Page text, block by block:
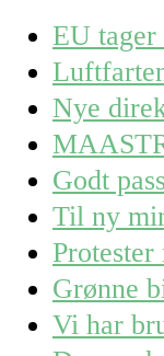
EU
Nye
Godt
Til ny
Grønne
Vi har